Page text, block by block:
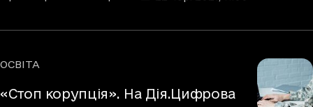
Рубрики
ОСВІТА
«Стоп корупція». На Дія.Цифрова